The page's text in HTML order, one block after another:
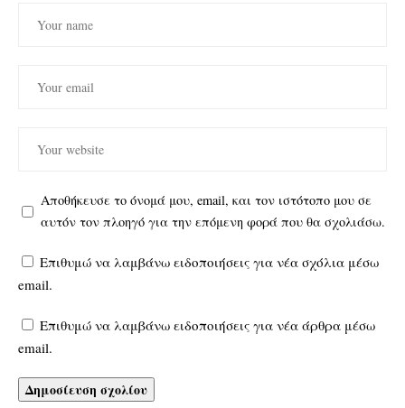
Αποθήκευσε το όνομά μου, email, και τον ιστότοπο μου σε
αυτόν τον πλοηγό για την επόμενη φορά που θα σχολιάσω.
Επιθυμώ να λαμβάνω ειδοποιήσεις για νέα σχόλια μέσω
email.
Επιθυμώ να λαμβάνω ειδοποιήσεις για νέα άρθρα μέσω
email.